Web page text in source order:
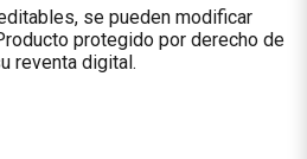
se pueden modificar
protegido por derecho de
reventa digital.